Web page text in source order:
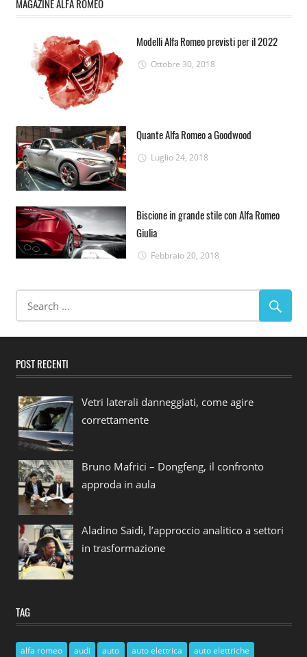
MAGAZINE ALFA ROMEO
Modelli Alfa Romeo previsti per il 2022
Ottobre 30, 2018
Quante Alfa Romeo a Goodwood
Luglio 24, 2018
Biscione in grande stile con Alfa Romeo
Giulia
Febbraio 20, 2018
POST RECENTI
Vetri laterali danneggiati, come agire
correttamente
Bruno Mafrici – Dongfeng, il confronto
approda in aula
Aladino Saidi, l’approccio analitico a settori
in trasformazione
TAG
alfa romeo audi auto auto elettrica
auto elettriche